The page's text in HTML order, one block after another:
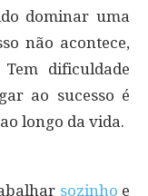
dominar uma
não acontece,
dificuldade
ao sucesso é
longo da vida.
sozinho e